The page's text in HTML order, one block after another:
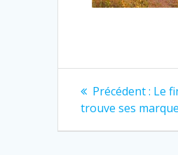
de
Précédent : Le
trouve ses